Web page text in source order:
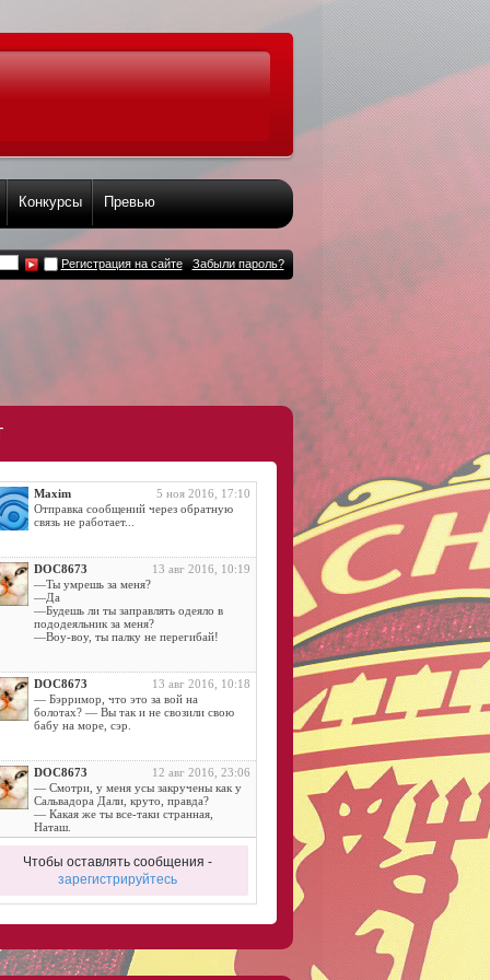
Конкурсы Превью
Регистрация на сайте Забыли пароль?
Maxim
5 ноя 2016, 17:10
Отправка сообщений через обратную
связь не работает...
DOC8673
13 авг 2016, 10:19
—Ты умрешь за меня?
—Да
—Будешь ли ты заправлять одеяло в
пододеяльник за меня?
—Воу-воу, ты палку не перегибай!
DOC8673
13 авг 2016, 10:18
— Бэрримор, что это за вой на
болотах? — Вы так и не свозили свою
бабу на море, сэр.
DOC8673
12 авг 2016, 23:06
— Смотри, у меня усы закручены как у
Сальвадора Дали, круто, правда?
— Какая же ты все-таки странная,
Наташ.
DOC8673
11 авг 2016, 14:42
- Ну, отдалась… И где небо?.. Где
DOC8673
11 авг 2016, 11:52
Чтобы оставлять сообщения -
зарегистрируйтесь